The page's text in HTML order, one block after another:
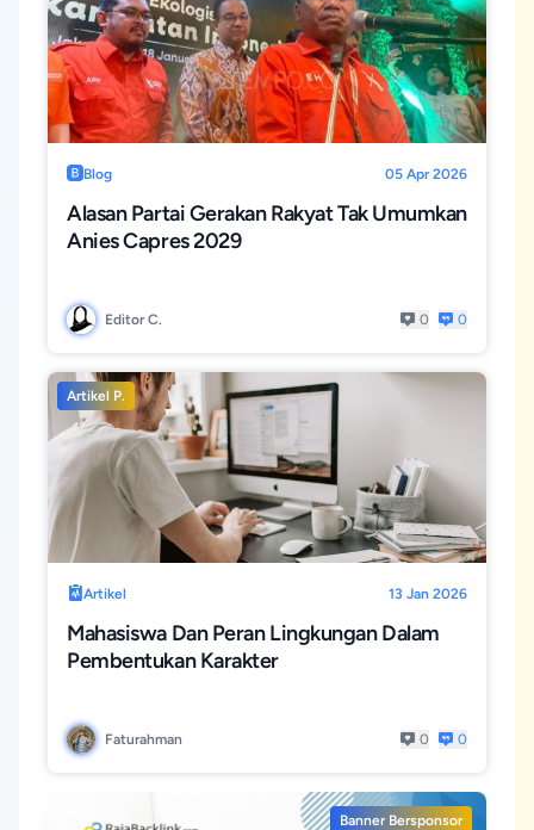
Blog 05 Apr 2026
Alasan Partai Gerakan Rakyat Tak Umumkan
Anies Capres 2029
Editor C. 0 0
Artikel P.
Artikel 13 Jan 2026
Mahasiswa Dan Peran Lingkungan Dalam
Pembentukan Karakter
Faturahman 0 0
Banner Bersponsor